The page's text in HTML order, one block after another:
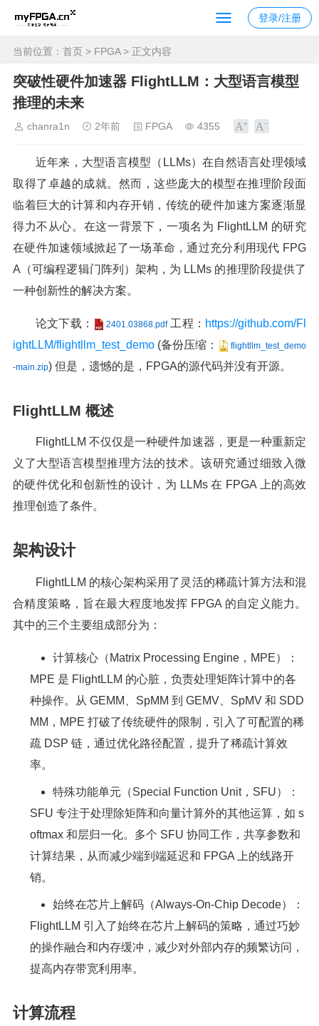
登录/注册
当前位置： 首页 > FPGA> 正文内容
突破性硬件加速器 FlightLLM：大型语言模型
推理的未来
chanra1n 2年前 FPGA 4355
近年来，大型语言模型（LLMs）在自然语言处理领域
取得了卓越的成就。然而，这些庞大的模型在推理阶段面
临着巨大的计算和内存开销，传统的硬件加速方案逐渐显
得力不从心。在这一背景下，一项名为 FlightLLM 的研究
在硬件加速领域掀起了一场革命，通过充分利用现代 FPG
A（可编程逻辑门阵列）架构，为 LLMs 的推理阶段提供了
一种创新性的解决方案。
论文下载： 2401.03868.pdf工程： https://github.com/Fl
ightLLM/flightllm_test_demo (备份压缩： flightllm_test_demo
-main.zip) 但是，遗憾的是，FPGA的源代码并没有开源。
FlightLLM 概述
FlightLLM 不仅仅是一种硬件加速器，更是一种重新定
义了大型语言模型推理方法的技术。该研究通过细致入微
的硬件优化和创新性的设计，为 LLMs 在 FPGA 上的高效
推理创造了条件。
架构设计
FlightLLM 的核心架构采用了灵活的稀疏计算方法和混
合精度策略，旨在最大程度地发挥 FPGA 的自定义能力。
其中的三个主要组成部分为：
计算核心（Matrix Processing Engine，MPE）：
MPE 是 FlightLLM 的心脏，负责处理矩阵计算中的各
种操作。从 GEMM、SpMM 到 GEMV、SpMV 和 SDD
MM，MPE 打破了传统硬件的限制，引入了可配置的稀
疏 DSP 链，通过优化路径配置，提升了稀疏计算效
率。
特殊功能单元（Special Function Unit，SFU）：
SFU 专注于处理除矩阵和向量计算外的其他运算，如 s
oftmax 和层归一化。多个 SFU 协同工作，共享参数和
计算结果，从而减少端到端延迟和 FPGA 上的线路开
销。
始终在芯片上解码（Always-On-Chip Decode）：
FlightLLM 引入了始终在芯片上解码的策略，通过巧妙
的操作融合和内存缓冲，减少对外部内存的频繁访问，
提高内存带宽利用率。
计算流程